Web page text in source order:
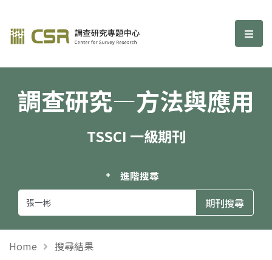
調查研究—方法與應用期刊 選
調查研究—方法與應用
TSSCI 一級期刊
進階搜尋
Home 搜尋結果